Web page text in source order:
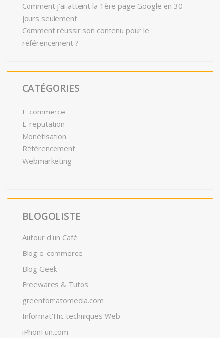
Comment j’ai atteint la 1ère page Google en 30
jours seulement
Comment réussir son contenu pour le
référencement ?
CATÉGORIES
E-commerce
E-reputation
Monétisation
Référencement
Webmarketing
BLOGOLISTE
Autour d'un Café
Blog e-commerce
Blog Geek
Freewares & Tutos
greentomatomedia.com
Informat'Hic techniques Web
iPhonFun.com